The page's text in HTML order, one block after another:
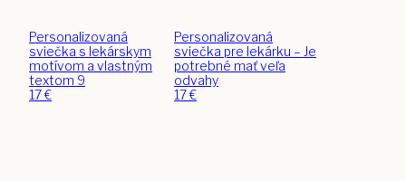
Personalizovaná
sviečka s lekárskym
motívom a vlastným
textom 9
17€
Personalizovaná
sviečka pre lekárku – Je
potrebné mať veľa
odvahy
17€